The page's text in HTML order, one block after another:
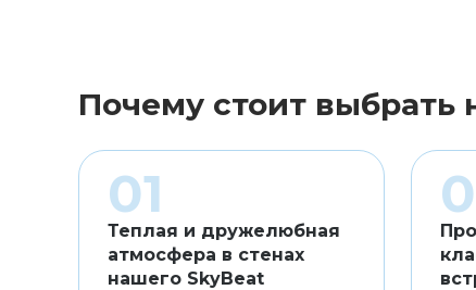
Почему стоит выбрать
Теплая и дружелюбная
атмосфера в стенах
нашего SkyBeat